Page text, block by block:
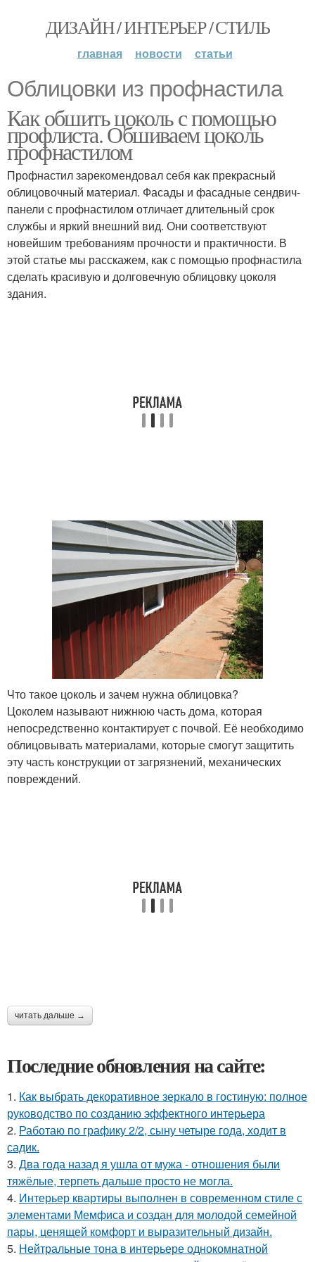
ДИЗАЙН / ИНТЕРЬЕР / СТИЛЬ
главная новости статьи
Облицовки из профнастила
Как обшить цоколь с помощью
профлиста. Обшиваем цоколь
профнастилом
Профнастил зарекомендовал себя как прекрасный
облицовочный материал. Фасады и фасадные сендвич-
панели с профнастилом отличает длительный срок
службы и яркий внешний вид. Они соответствуют
новейшим требованиям прочности и практичности. В
этой статье мы расскажем, как с помощью профнастила
сделать красивую и долговечную облицовку цоколя
здания.
Что такое цоколь и зачем нужна облицовка?
Цоколем называют нижнюю часть дома, которая
непосредственно контактирует с почвой. Её необходимо
облицовывать материалами, которые смогут защитить
эту часть конструкции от загрязнений, механических
повреждений.
читать дальше →
Последние обновления на сайте:
1. Как выбрать декоративное зеркало в гостиную: полное
руководство по созданию эффектного интерьера
2. Работаю по графику 2/2, сыну четыре года, ходит в
садик.
3. Два года назад я ушла от мужа - отношения были
тяжёлые, терпеть дальше просто не могла.
4. Интерьер квартиры выполнен в современном стиле с
элементами Мемфиса и создан для молодой семейной
пары, ценящей комфорт и выразительный дизайн.
5. Нейтральные тона в интерьере однокомнатной